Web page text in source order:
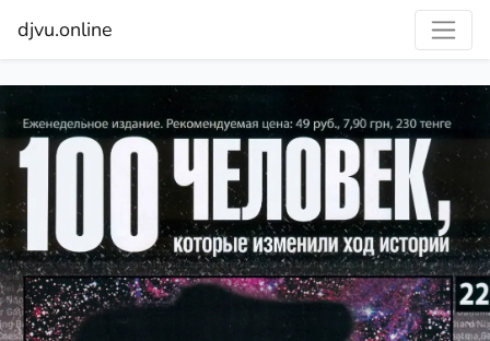
djvu.online